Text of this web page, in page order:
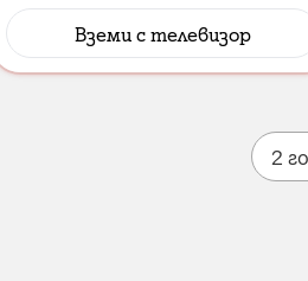
Вземис телевизор
2